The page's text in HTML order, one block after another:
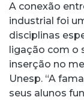
A conexão
industrial foi
disciplinas
ligação com o
inserção no
Unesp. “A
seus alunos